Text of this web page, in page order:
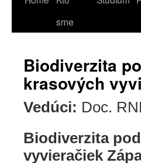
sme
Biodiverzita
krasových
Vedúci: Doc.
Biodiverzita
vyvieračiek